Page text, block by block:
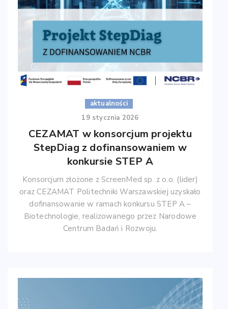
aktualności
19 stycznia 2026
CEZAMAT w konsorcjum projektu
StepDiag z dofinansowaniem w
konkursie STEP A
Konsorcjum złożone z ScreenMed sp. z o.o. (lider)
oraz CEZAMAT Politechniki Warszawskiej uzyskało
dofinansowanie w ramach konkursu STEP A –
Biotechnologie, realizowanego przez Narodowe
Centrum Badań i Rozwoju.